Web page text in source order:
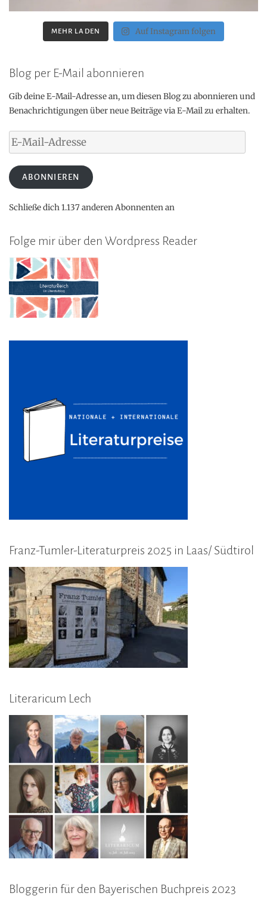
MEHR LADEN Auf Instagram folgen
Blog per E-Mail abonnieren
Gib deine E-Mail-Adresse an, um diesen Blog zu abonnieren und
Benachrichtigungen über neue Beiträge via E-Mail zu erhalten.
E-
Mail-
Adresse
ABONNIEREN
Schließe dich 1.137 anderen Abonnenten an
Folge mir über den Wordpress Reader
Franz-Tumler-Literaturpreis 2025 in Laas/ Südtirol
Literaricum Lech
Bloggerin für den Bayerischen Buchpreis 2023